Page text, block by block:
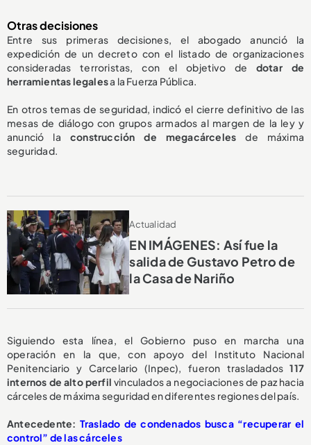
Otras decisiones
Entre sus primeras decisiones, el abogado anunció la
expedición de un decreto con el listado de organizaciones
consideradas terroristas, con el objetivo de dotar de
herramientas legalesa la Fuerza Pública.
En otros temas de seguridad, indicó el cierre definitivo de las
mesas de diálogo con grupos armados al margen de la ley y
anunció la construcción de megacárcelesde máxima
seguridad.
Actualidad
EN IMÁGENES: Así fue la
salida de Gustavo Petro de
la Casa de Nariño
Siguiendo esta línea, el Gobierno puso en marcha una
operación en la que, con apoyo del Instituto Nacional
Penitenciario y Carcelario (Inpec), fueron trasladados117
internos de alto perfil vinculados a negociaciones de paz hacia
cárceles de máxima seguridad en diferentes regiones del país.
Antecedente: Traslado de condenados busca “recuperar el
control” de las cárceles